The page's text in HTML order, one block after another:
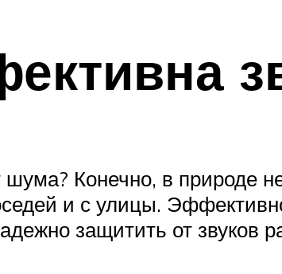
Конечно, в природе
и с улицы.
защитить от звуков